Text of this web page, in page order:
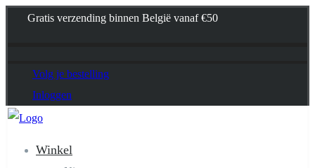
Gratis verzending binnen België vanaf €50
Volg je bestelling
Inloggen
Winkel